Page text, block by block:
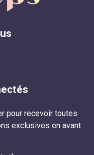
pour recevoir toutes
exclusives en avant